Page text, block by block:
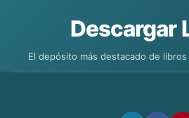
Descargar
El depósito más destacado de libros